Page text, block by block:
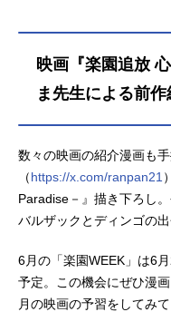
I
映画『楽園追放
ま先生による前作
数々の映画の紹介漫画も
（https://x.com/ranpan21
Paradise－』描き下ろし
バルザックとディンゴの
6月の「楽園WEEK」は6
予定。この機会にぜひ漫
月の映画の予習をしてみ